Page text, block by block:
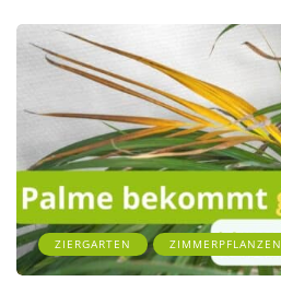
ZIERGARTEN ZIMMERPFLANZEN